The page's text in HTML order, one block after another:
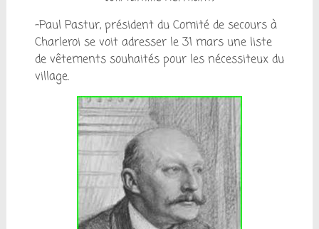
-Paul Pastur, président du Comité de secours à
Charleroi se voit adresser le 31 mars une liste
de vêtements souhaités pour les nécessiteux du
village.